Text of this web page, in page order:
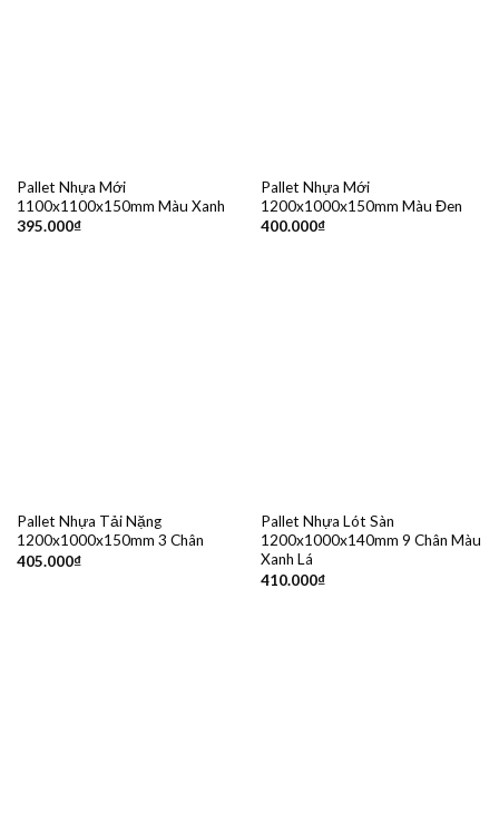
Pallet Nhựa Mới
1100x1100x150mm Màu Xanh
395.000₫
Pallet Nhựa Mới
1200x1000x150mm Màu Đen
400.000₫
Pallet Nhựa Tải Nặng
1200x1000x150mm 3 Chân
405.000₫
Pallet Nhựa Lót Sàn
1200x1000x140mm 9 Chân Màu
Xanh Lá
410.000₫